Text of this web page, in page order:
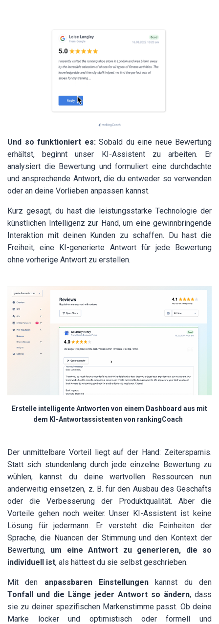
Und so funktioniert es: Sobald du eine neue Bewertung
erhältst, beginnt unser KI-Assistent zu arbeiten. Er
analysiert die Bewertung und formuliert eine durchdachte
und ansprechende Antwort, die du entweder so verwenden
oder an deine Vorlieben anpassen kannst.
Kurz gesagt, du hast die leistungsstarke Technologie der
künstlichen Intelligenz zur Hand, um eine gewinnbringende
Interaktion mit deinen Kunden zu schaffen. Du hast die
Freiheit, eine KI-generierte Antwort für jede Bewertung
ohne vorherige Antwort zu erstellen.
Erstelle intelligente Antworten von einem Dashboard aus mit
dem KI-Antwortassistenten von rankingCoach
Der unmittelbare Vorteil liegt auf der Hand: Zeitersparnis.
Statt sich stundenlang durch jede einzelne Bewertung zu
wühlen, kannst du deine wertvollen Ressourcen nun
anderweitig einsetzen, z. B. für den Ausbau des Geschäfts
oder die Verbesserung der Produktqualität. Aber die
Vorteile gehen noch weiter. Unser KI-Assistent ist keine
Lösung für jedermann. Er versteht die Feinheiten der
Sprache, die Nuancen der Stimmung und den Kontext der
Bewertung, um eine Antwort zu generieren, die so
individuell ist, als hättest du sie selbst geschrieben.
Mit den anpassbaren Einstellungen kannst du den
Tonfall und die Länge jeder Antwort so ändern, dass
sie zu deiner spezifischen Markenstimme passt. Ob deine
Marke locker und optimistisch oder formell und